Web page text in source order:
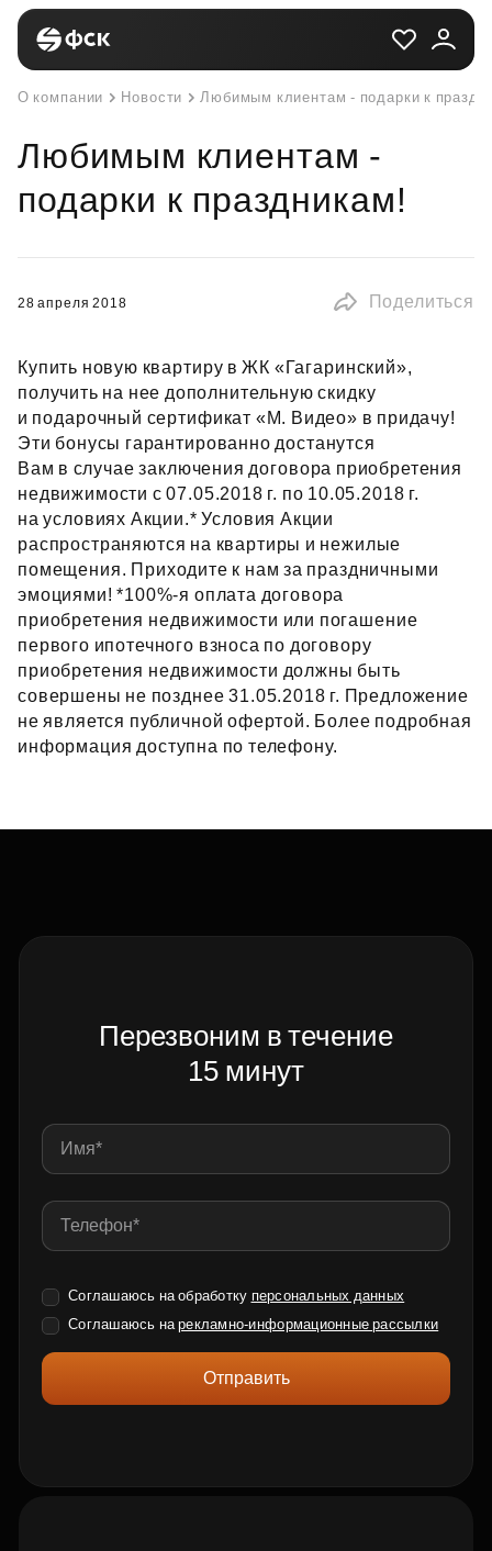
О компании Новости Любимым клиентам - подарки к
Любимым клиентам -
подарки к праздникам!
28 апреля 2018 Поделиться
Купить новую квартиру в ЖК «Гагаринский»,
получить на нее дополнительную скидку
и подарочный сертификат «M. Видео» в придачу!
Эти бонусы гарантированно достанутся
Вам в случае заключения договора приобретения
недвижимости с 07.05.2018 г. по 10.05.2018 г.
на условиях Акции.* Условия Акции
распространяются на квартиры и нежилые
помещения. Приходите к нам за праздничными
эмоциями! *100%-я оплата договора
приобретения недвижимости или погашение
первого ипотечного взноса по договору
приобретения недвижимости должны быть
совершены не позднее 31.05.2018 г. Предложение
не является публичной офертой. Более подробная
информация доступна по телефону.
Перезвоним в течение
15 минут
Соглашаюсь на обработку персональных данных
Соглашаюсь нарекламно-информационные рассылки
Отправить